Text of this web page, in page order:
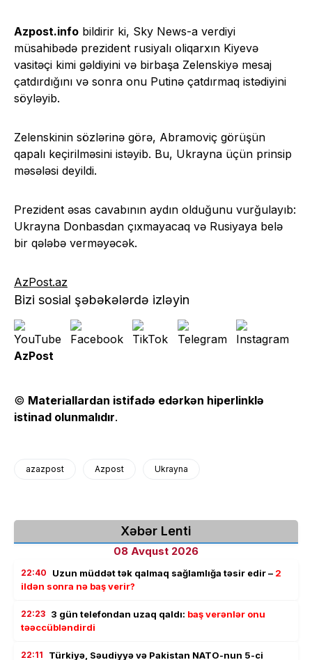
Azpost.info bildirir ki, Sky News-a verdiyi
müsahibədə prezident rusiyalı oliqarxın Kiyevə
vasitəçi kimi gəldiyini və birbaşa Zelenskiyə mesaj
çatdırdığını və sonra onu Putinə çatdırmaq istədiyini
söyləyib.
Zelenskinin sözlərinə görə, Abramoviç görüşün
qapalı keçirilməsini istəyib. Bu, Ukrayna üçün prinsip
məsələsi deyildi.
Prezident əsas cavabının aydın olduğunu vurğulayıb:
Ukrayna Donbasdan çıxmayacaq və Rusiyaya belə
bir qələbə verməyəcək.
AzPost.az
Bizi sosial şəbəkələrdə izləyin
AzPost
© Materiallardan istifadə edərkən hiperlinklə
istinad olunmalıdır.
azazpost Azpost Ukrayna
Xəbər Lenti
08 Avqust 2026
22:40 Uzun müddət tək qalmaq sağlamlığa təsir edir – 2
ildən sonra nə baş verir?
22:23 3 gün telefondan uzaq qaldı: baş verənlər onu
təəccübləndirdi
22:11
Türkiyə, Səudiyyə və Pakistan NATO-nun 5-ci